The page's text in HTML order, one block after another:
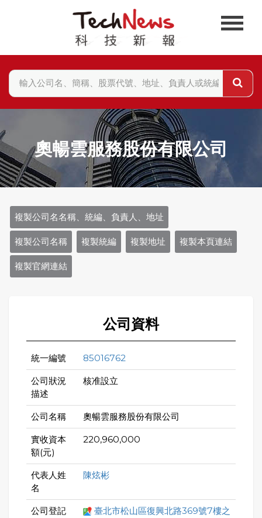
奧暢雲服務股份有限公司
複製公司名名稱、統編、負責人、地址
複製公司名稱 複製統編 複製地址 複製本頁連結
複製官網連結
公司資料
統一編號 85016762
公司狀況
描述
核准設立
公司名稱 奧暢雲服務股份有限公司
實收資本
額(元)
220,960,000
代表人姓
名
陳炫彬
公司登記
臺北市松山區復興北路369號7樓之